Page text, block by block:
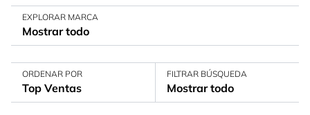
EXPLORAR MARCA
Mostrar todo
ORDENAR POR
Top Ventas
FILTRAR BÚSQUEDA
Mostrar todo